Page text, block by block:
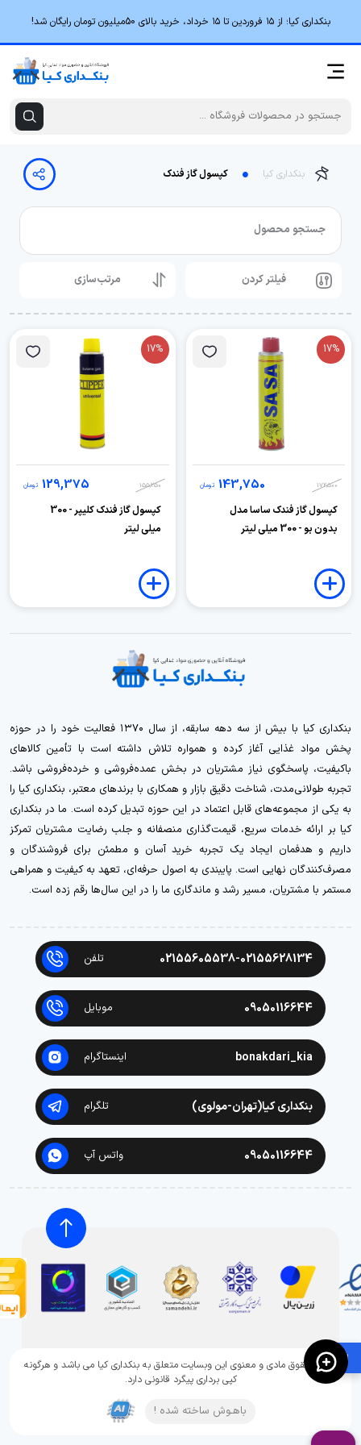
🛍️
بنکداری کیا؛ از ۱۵ فروردین تا ۱۵ خرداد، خرید بالای 50میلیون تومان رایگان شد!
بنکداری کیا کپسول گاز فندک
جستجو محصول
فیلتر کردن مرتب‌سازی
17%
172,500
143,750 تومان
کپسول گاز فندک ساسا مدل
بدون بو - 300 میلی لیتر
17%
155,250
129,375 تومان
کپسول گاز فندک کلیپر - 300
میلی لیتر
بنکداری کیا با بیش از سه دهه سابقه، از سال ۱۳۷۰ فعالیت خود را در حوزه
پخش مواد غذایی آغاز کرده و همواره تلاش داشته است با تأمین کالاهای
باکیفیت، پاسخگوی نیاز مشتریان در بخش عمده‌فروشی و خرده‌فروشی باشد.
تجربه طولانی‌مدت، شناخت دقیق بازار و همکاری با برندهای معتبر، بنکداری کیا را
به یکی از مجموعه‌های قابل اعتماد در این حوزه تبدیل کرده است. ما در بنکداری
کیا بر ارائه خدمات سریع، قیمت‌گذاری منصفانه و جلب رضایت مشتریان تمرکز
داریم و هدفمان ایجاد یک تجربه خرید آسان و مطمئن برای فروشندگان و
مصرف‌کنندگان نهایی است. پایبندی به اصول حرفه‌ای، تعهد به کیفیت و همراهی
مستمر با مشتریان، مسیر رشد و ماندگاری ما را در این سال‌ها رقم زده است.
02155605538-02155628134 تلفن
09050116644 موبایل
bonakdari_kia اینستاگرام
بنکداری کیا(تهران-مولوی) تلگرام
09050116644 واتس آپ
تمامی حقوق مادی و معنوی این وبسایت متعلق به بنکداری کیا می باشد و هرگونه
کپی برداری پیگرد قانونی دارد.
باهـوش ساخته شده !